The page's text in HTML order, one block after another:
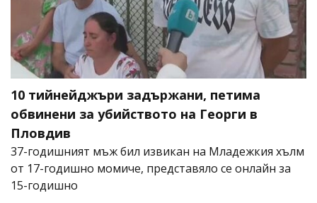
10 тийнейджъри задържани, петима
обвинени за убийството на Георги в
Пловдив
37-годишният мъж бил извикан на Младежкия хълм
от 17-годишно момиче, представяло се онлайн за
15-годишно